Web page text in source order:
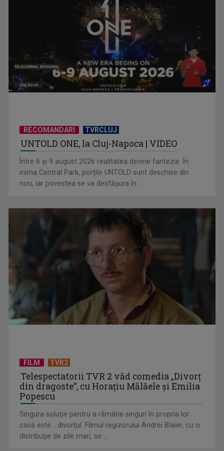
Eurovision România: Juriul a decis zece finaliști ai Selecției
Naționale
TVR ridică cortina „Atelierului deschis Eurovision 2026”
Eurovision România și-a ales semifinaliștii
RECOMANDARI TVRCLUJ
UNTOLD ONE, la Cluj-Napoca | VIDEO
Între 6 și 9 august 2026 realitatea devine fantezie. În
inima Central Park, porțile UNTOLD sunt deschise din
nou, iar povestea se va desfășura în ...
FILM TVR2
Telespectatorii TVR 2 văd comedia „Divorţ
din dragoste”, cu Horaţiu Mălăele şi Emilia
Popescu
Singura soluţie pentru a rămâne singuri în propria lor
casă este... divorţul. Filmul regizorului Andrei Blaier, cu o
distribuţie de zile mari, se ...